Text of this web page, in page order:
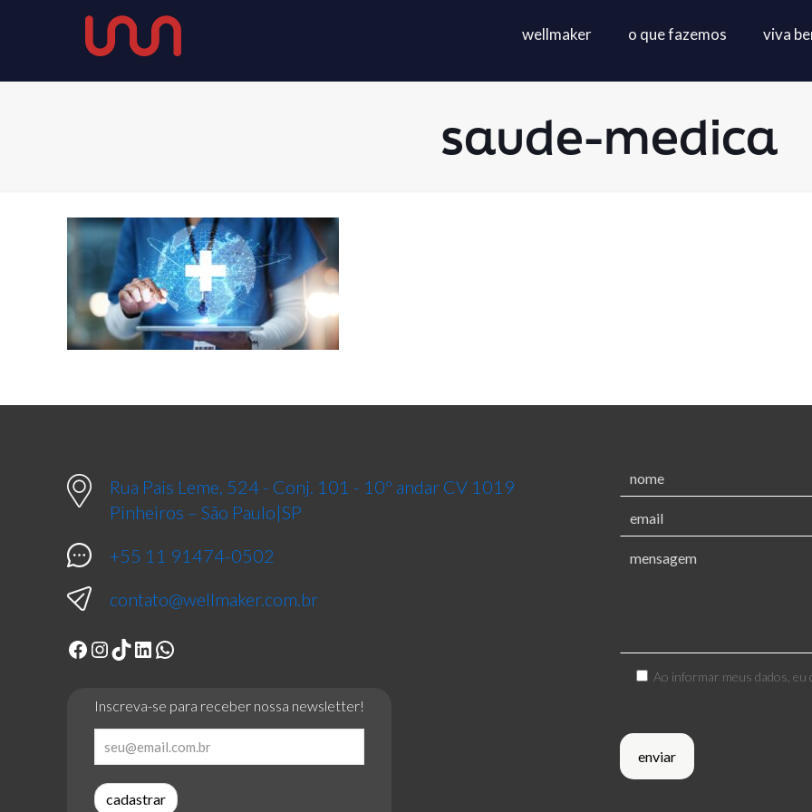
wellmaker o que fazemos viva
saude-medica
Rua Pais Leme, 524 - Conj. 101 - 10º andar CV 1019
Pinheiros – São Paulo|SP
+55 11 91474-0502
contato@wellmaker.com.br
Facebook
Instagram
TikTok
LinkedIn
WhatsApp
Inscreva-se para receber nossa newsletter!
cadastrar
Ao informar meus dados, eu